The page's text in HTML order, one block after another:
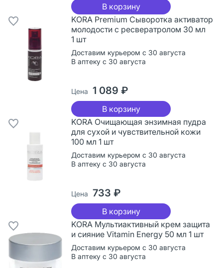
В корзину
KORA Premium Сыворотка активатор
молодости с ресвератролом 30 мл
1 шт
Доставим курьером с 30 августа
В аптеку с 30 августа
Цена 1 089 ₽
В корзину
KORA Очищающая энзимная пудра
для сухой и чувствительной кожи
100 мл 1 шт
Доставим курьером с 30 августа
В аптеку с 30 августа
Цена 733 ₽
В корзину
KORA Мультиактивный крем защита
и сияние Vitamin Energy 50 мл 1 шт
Доставим курьером с 30 августа
В аптеку с 30 августа